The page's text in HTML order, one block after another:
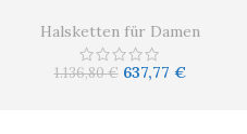
Halsketten für Damen
1.136,80€ 637,77 €